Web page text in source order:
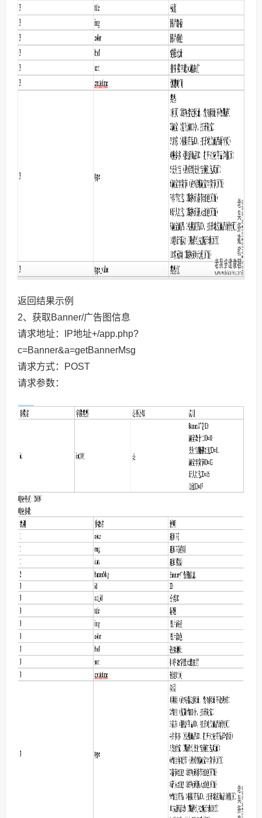
返回结果示例
2、获取Banner/广告图信息
请求地址：IP地址+/app.php?
c=Banner&a=getBannerMsg
请求方式：POST
请求参数：